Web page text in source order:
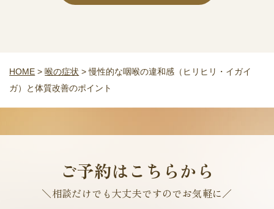
HOME >喉の症状 >慢性的な咽喉の違和感（ヒリヒリ・イガイ
ガ）と体質改善のポイント
ご予約はこちらから
＼相談だけでも大丈夫ですのでお気軽に／